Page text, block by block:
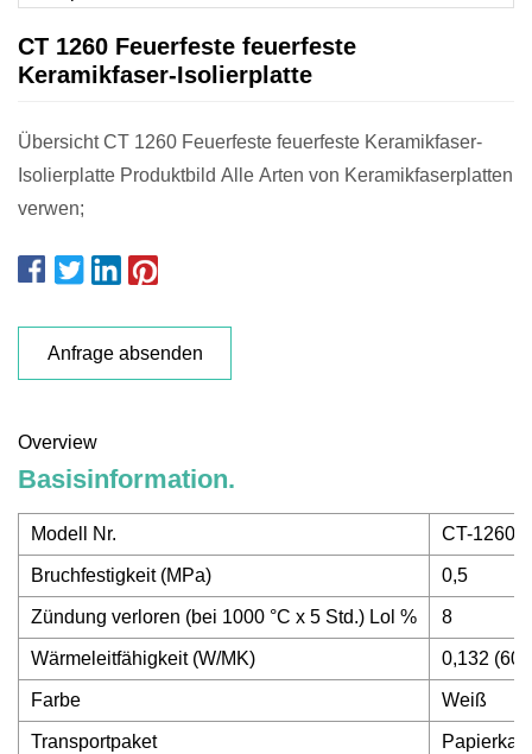
CT 1260 Feuerfeste feuerfeste
Keramikfaser-Isolierplatte
Übersicht CT 1260 Feuerfeste feuerfeste Keramikfaser-
Isolierplatte Produktbild Alle Arten von Keramikfaserplatten
verwen;
Anfrage absenden
Overview
Basisinformation.
Modell Nr. CT-1260
Bruchfestigkeit (MPa) 0,5
Zündung verloren (bei 1000 °C x 5 Std.) Lol % 8
Wärmeleitfähigkeit (W/MK) 0,132
Farbe Weiß
Transportpaket